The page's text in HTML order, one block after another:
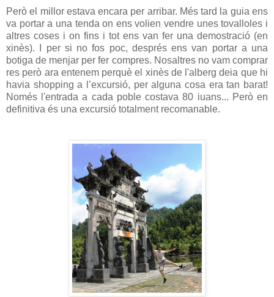
Però el millor estava encara per arribar. Més tard la guia ens
va portar a una tenda on ens volien vendre unes tovalloles i
altres coses i on fins i tot ens van fer una demostració (en
xinès). I per si no fos poc, després ens van portar a una
botiga de menjar per fer compres. Nosaltres no vam comprar
res però ara entenem perquè el xinès de l'alberg deia que hi
havia shopping a l’excursió, per alguna cosa era tan barat!
Només l'entrada a cada poble costava 80 iuans... Però en
definitiva és una excursió totalment recomanable.